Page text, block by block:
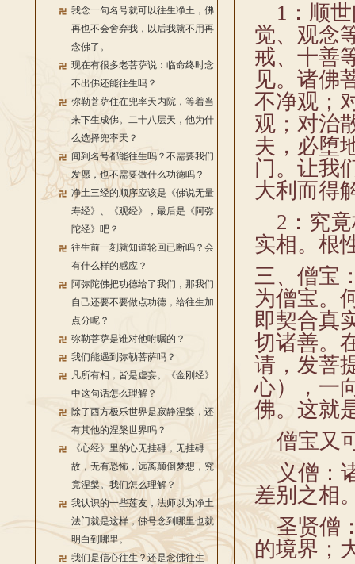
我念一句名号就可以往生净土，佛
再也不会舍弃我，以后我就不用再
念佛了。
现在有很多老菩萨说：临命终时念
不出佛还能往生吗？
弥勒菩萨住在兜率天内院，等着当
来下生成佛。二十八层天，他为什
么选择兜率天？
闻到名号都能往生吗？不需要我们
发愿，也不需要做什么功德吗？
净土三经的顺序应该是《佛说无量
寿经》、《观经》，最后是《阿弥
陀经》吧？
往生前一刻就知道轮回已断吗？会
有什么样的感应？
阿弥陀佛把功德给了我们，那我们
自己还要不要做点功德，给往生加
点分呢？
弥勒菩萨是谁对他咐嘱的？
我们能遇到弥勒菩萨吗？
凡所有相，皆是虚妄。《金刚经》
中这句话怎么理解？
除了西方极乐世界是寂静涅槃，还
有其他的涅槃世界吗？
《心经》里的心无挂碍，无挂碍
故，无有恐怖，远离颠倒梦想，究
竟涅槃。我们怎么理解？
我认识的一些莲友，法师以为净土
法门就是这样，佛号念到哪里也就
明白到哪里。
我们是信心往生？还是念佛往生
1：顺世
觉、观念
戒、十善
见。诸佛
不净观；
观；对治
夫，必堕
门。让我
大利而得
2：究竟
实相。根
三、僧宝
为僧宝。
即契合真
切诸善。
请，发菩
心），一
佛。这就
僧宝又
义僧：
差别之相
圣贤僧：
的境界；